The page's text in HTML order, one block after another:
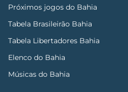
Próximos jogos do Bahia
Tabela Brasileirão Bahia
Tabela Libertadores Bahia
Elenco do Bahia
Músicas do Bahia